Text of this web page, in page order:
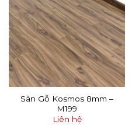
Sàn Gỗ Kosmos 8mm –
M199
Liên hệ